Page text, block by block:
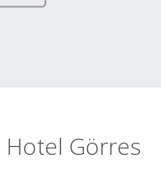
Hotel Görres